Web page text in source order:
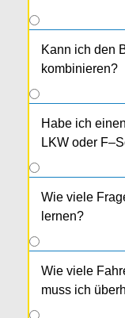
Kann ich den
kombinieren?
Habe ich
LKW oder
Wie viele
lernen?
Wie viele
muss ich